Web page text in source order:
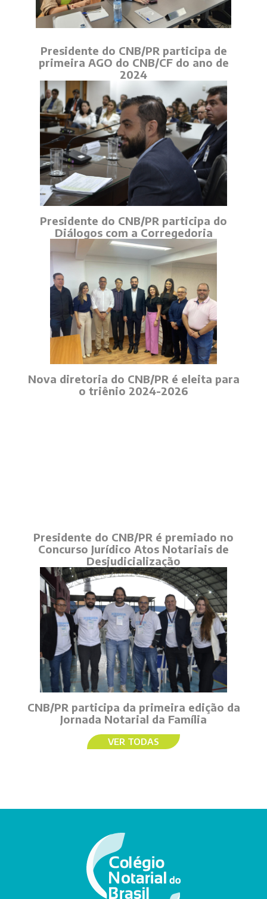
Presidente do CNB/PR participa de
primeira AGO do CNB/CF do ano de
2024
Presidente do CNB/PR participa do
Diálogos com a Corregedoria
Nova diretoria do CNB/PR é eleita para
o triênio 2024-2026
Presidente do CNB/PR é premiado no
Concurso Jurídico Atos Notariais de
Desjudicialização
CNB/PR participa da primeira edição da
Jornada Notarial da Família
VER TODAS